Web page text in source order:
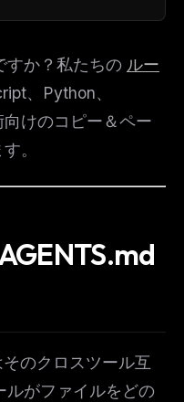
すか？私たちの ルー
、Python、
けのコピー＆ペー
。
のクロスツール互
ルがファイルをどの